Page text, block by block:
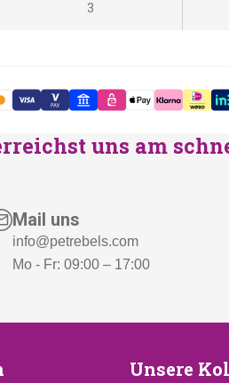
3
uns am
Mail uns
info@petrebels.com
Mo - Fr: 09:00 – 17:00
Unsere
Unsere